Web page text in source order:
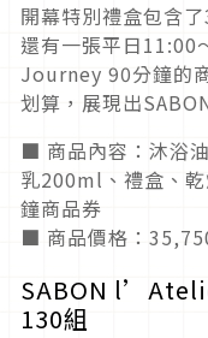
開幕特別禮盒包含
還有一張平日
Journey 90分鐘的
划算，展現出
■ 商品內容：沐浴
乳200ml、禮盒、
鐘商品券
■ 商品價格：
SABON
130組